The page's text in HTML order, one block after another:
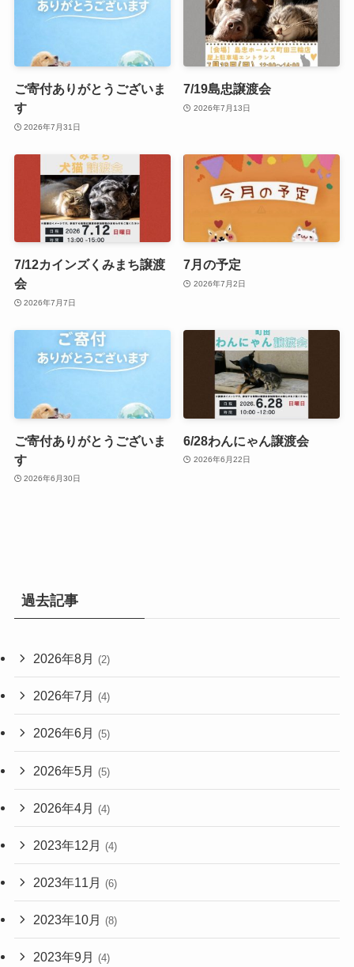
ご寄付ありがとうございま
す
2026年7月31日
7/19島忠譲渡会
2026年7月13日
7/12カインズくみまち譲渡
会
2026年7月7日
7月の予定
2026年7月2日
ご寄付ありがとうございま
す
2026年6月30日
6/28わんにゃん譲渡会
2026年6月22日
過去記事
2026年8月 (2)
2026年7月 (4)
2026年6月 (5)
2026年5月 (5)
2026年4月 (4)
2023年12月 (4)
2023年11月 (6)
2023年10月 (8)
2023年9月 (4)